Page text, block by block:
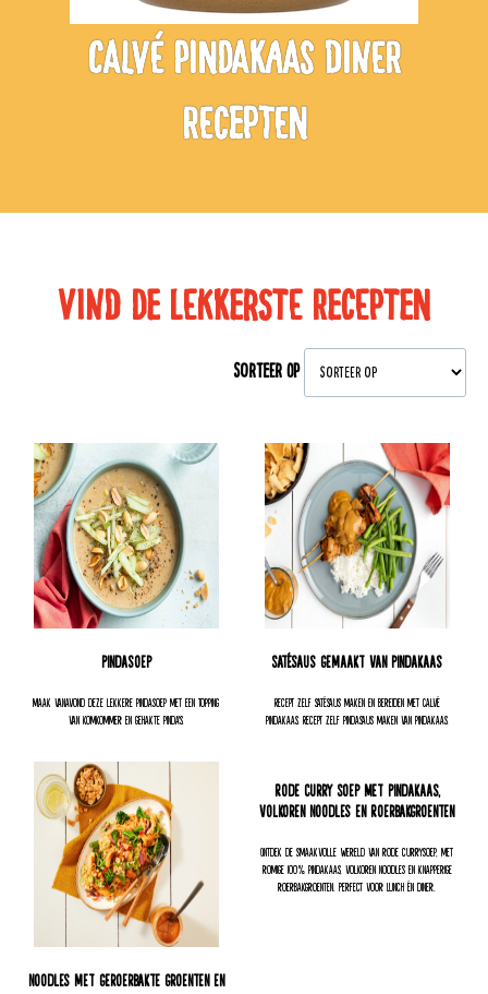
CALVÉ PINDAKAAS DINER
RECEPTEN
VIND DE LEKKERSTE RECEPTEN
SORTEER OP
Pindasoep
Maak vanavond deze lekkere pindasoep met een topping
van komkommer en gehakte pinda's.
Satésaus gemaakt van pindakaas
Recept zelf satésaus maken en bereiden met Calvé
pindakaas. Recept zelf pindasaus maken van pindakaas.
Noodles met geroerbakte groenten en
Rode Curry Soep Met Pindakaas,
Volkoren Noodles En Roerbakgroenten
Ontdek de smaakvolle wereld van rode currysoep, met
romige 100% pindakaas, volkoren noodles en knapperige
roerbakgroenten. Perfect voor lunch én diner.